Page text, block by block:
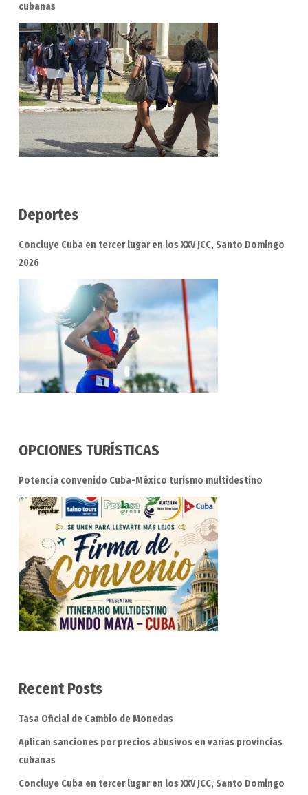
cubanas
Deportes
Concluye Cuba en tercer lugar en los XXV JCC, Santo Domingo
2026
OPCIONES TURÍSTICAS
Potencia convenido Cuba-México turismo multidestino
Recent Posts
Tasa Oficial de Cambio de Monedas
Aplican sanciones por precios abusivos en varias provincias
cubanas
Concluye Cuba en tercer lugar en los XXV JCC, Santo Domingo